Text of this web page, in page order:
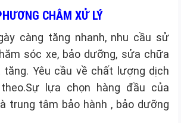
CHÂM XỬ LÝ
càng tăng nhanh, nhu cầu sử
sóc xe, bảo dưỡng, sửa chữa
tăng. Yêu cầu về chất lượng dịch
lựa chọn hàng đầu của
trung tâm bảo hành , bảo dưỡng